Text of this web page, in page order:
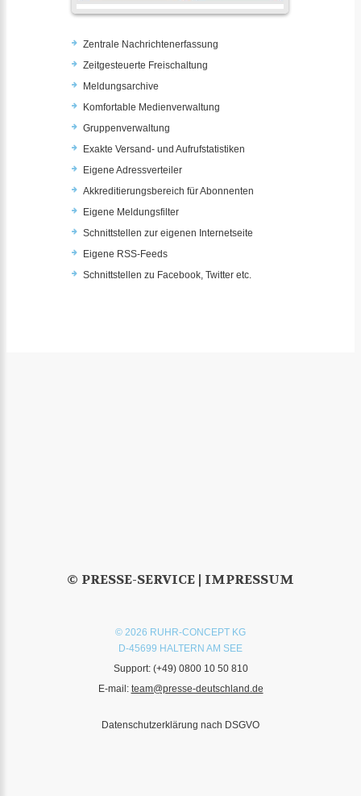
Zentrale Nachrichtenerfassung
Zeitgesteuerte Freischaltung
Meldungsarchive
Komfortable Medienverwaltung
Gruppenverwaltung
Exakte Versand- und Aufrufstatistiken
Eigene Adressverteiler
Akkreditierungsbereich für Abonnenten
Eigene Meldungsfilter
Schnittstellen zur eigenen Internetseite
Eigene RSS-Feeds
Schnittstellen zu Facebook, Twitter etc.
© PRESSE-SERVICE | IMPRESSUM
© 2026 RUHR-CONCEPT KG
D-45699 HALTERN AM SEE
Support: (+49) 0800 10 50 810
E-mail: team@presse-deutschland.de
Datenschutzerklärung nach DSGVO